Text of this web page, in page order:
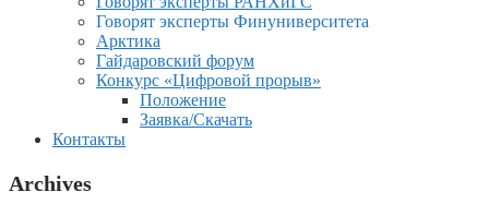
Говорят эксперты Финуниверситета
Арктика
Гайдаровский форум
Конкурс «Цифровой прорыв»
Положение
Заявка/Скачать
Контакты
Archives